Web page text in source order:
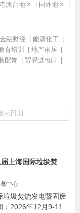
港澳台地区
国外地区
金融财经
能源化工
育培训
地产家居
配饰
贸易进出口
垃圾焚烧发电暨固废处理技术展览会
中心
垃圾焚烧发电暨固废
2026年12月9-11日